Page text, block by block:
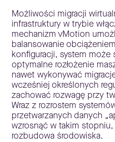
Możliwości migracji
infrastruktury w trybie
mechanizm vMotion
balansowanie
konfiguracji, system
optymalne rozłożenie
nawet wykonywać
wcześniej określonych
zachować rozwagę przy
Wraz z rozrostem
przetwarzanych danych
wzrosnąć w takim
rozbudowa środowiska.